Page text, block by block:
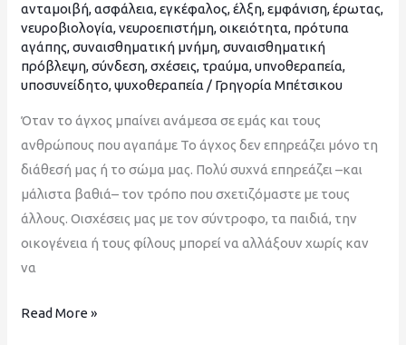
ανταμοιβή,ασφάλεια,εγκέφαλος,έλξη,εμφάνιση,έρωτας,
νευροβιολογία,νευροεπιστήμη,οικειότητα, πρότυπα
αγάπης,συναισθηματική μνήμη,συναισθηματική
πρόβλεψη,σύνδεση,σχέσεις, τραύμα,υπνοθεραπεία,
υποσυνείδητο,ψυχοθεραπεία / Γρηγορία Μπέτσικου
Όταν το άγχος μπαίνει ανάμεσα σε εμάς και τους
ανθρώπους που αγαπάμε Το άγχος δεν επηρεάζει μόνο τη
διάθεσή μας ή το σώμα μας. Πολύ συχνά επηρεάζει –και
μάλιστα βαθιά– τον τρόπο που σχετιζόμαστε με τους
άλλους. Οισχέσεις μας με τον σύντροφο, τα παιδιά, την
οικογένεια ή τους φίλους μπορεί να αλλάξουν χωρίς καν
να
Read More »